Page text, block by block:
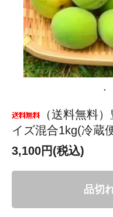
（送料無料
イズ混合1kg(冷蔵
3,100円(税込)
品切